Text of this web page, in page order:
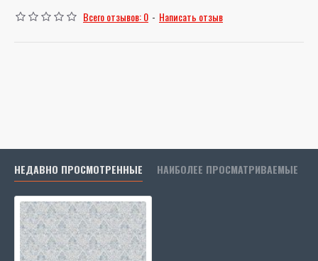
Всего отзывов: 0 - Написать отзыв
НЕДАВНО ПРОСМОТРЕННЫЕ НАИБОЛЕЕ ПРОСМАТРИВАЕМЫЕ